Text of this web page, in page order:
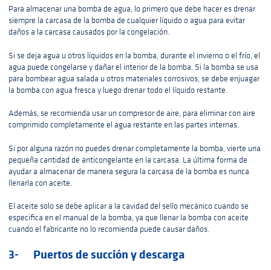
Para almacenar una bomba de agua, lo primero que debe hacer es drenar
siempre la carcasa de la bomba de cualquier líquido o agua para evitar
daños a la carcasa causados ​​por la congelación.
Si se deja agua u otros líquidos en la bomba, durante el invierno o el frío, el
agua puede congelarse y dañar el interior de la bomba. Si la bomba se usa
para bombear agua salada u otros materiales corrosivos, se debe enjuagar
la bomba con agua fresca y luego drenar todo el líquido restante.
Además, se recomienda usar un compresor de aire, para eliminar con aire
comprimido completamente el agua restante en las partes internas.
Si por alguna razón no puedes drenar completamente la bomba, vierte una
pequeña cantidad de anticongelante en la carcasa. La última forma de
ayudar a almacenar de manera segura la carcasa de la bomba es nunca
llenarla con aceite.
El aceite solo se debe aplicar a la cavidad del sello mecánico cuando se
especifica en el manual de la bomba, ya que llenar la bomba con aceite
cuando el fabricante no lo recomienda puede causar daños.
3- Puertos de succión y descarga